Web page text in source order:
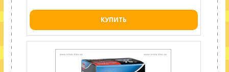
КУПИТЬ